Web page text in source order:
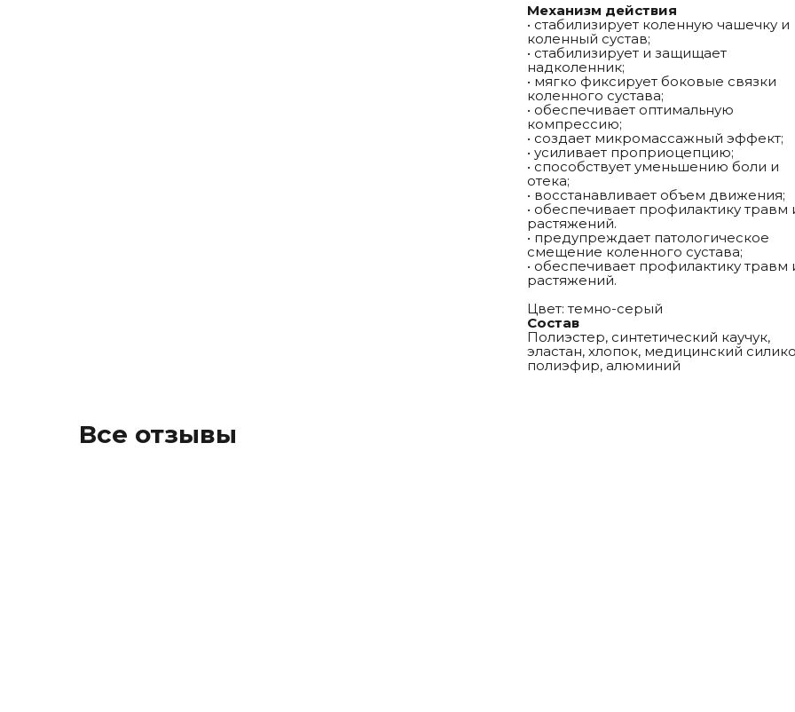
Механизм действия
• стабилизирует коленную чашечку и
коленный сустав;
• стабилизирует и защищает
надколенник;
• мягко фиксирует боковые связки
коленного сустава;
• обеспечивает оптимальную
компрессию;
• создает микромассажный эффект;
• усиливает проприоцепцию;
• способствует уменьшению боли и
отека;
• восстанавливает объем движения;
• обеспечивает профилактику травм
растяжений.
• предупреждает патологическое
смещение коленного сустава;
• обеспечивает профилактику травм
растяжений.
Цвет: темно-серый
Состав
Полиэстер, синтетический каучук,
эластан, хлопок, медицинский
полиэфир, алюминий
Все отзывы